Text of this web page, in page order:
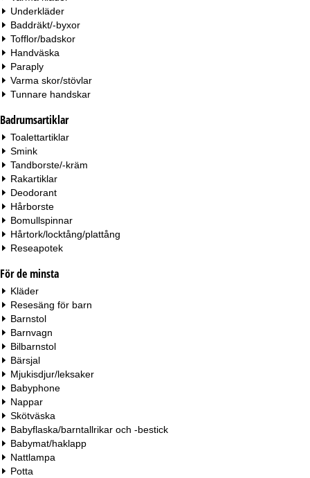
Underkläder
Baddräkt/-byxor
Tofflor/badskor
Handväska
Paraply
Varma skor/stövlar
Tunnare handskar
Badrumsartiklar
Toalettartiklar
Smink
Tandborste/-kräm
Rakartiklar
Deodorant
Hårborste
Bomullspinnar
Hårtork/locktång/plattång
Reseapotek
För de minsta
Kläder
Resesäng för barn
Barnstol
Barnvagn
Bilbarnstol
Bärsjal
Mjukisdjur/leksaker
Babyphone
Nappar
Skötväska
Babyflaska/barntallrikar och -bestick
Babymat/haklapp
Nattlampa
Potta